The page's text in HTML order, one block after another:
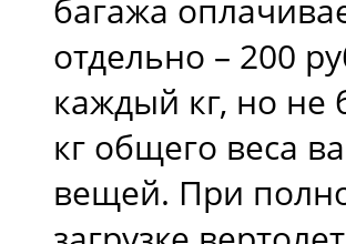
багажа
отдельно – 200
каждый кг, но не
кг общего веса
вещей. При